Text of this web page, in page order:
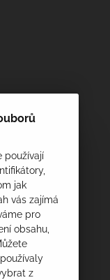
používají
jak
vás zajímá
pro
obsahu,
z